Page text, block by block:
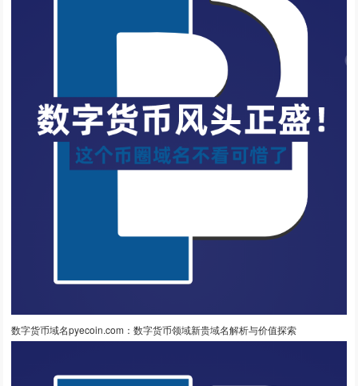
数字货币域名pyecoin.com：数字货币领域新贵域名解析与价值探索